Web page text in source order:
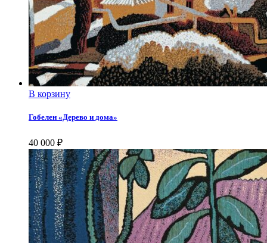
В корзину
Гобелен «Дерево и дома»
40 000 ₽